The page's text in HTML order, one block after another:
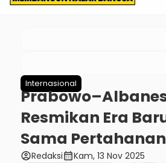
Internasional
Resmikan Era
Sama Pertahanan
account_circleRedaksicalendar_monthKam, 13 Nov 2025